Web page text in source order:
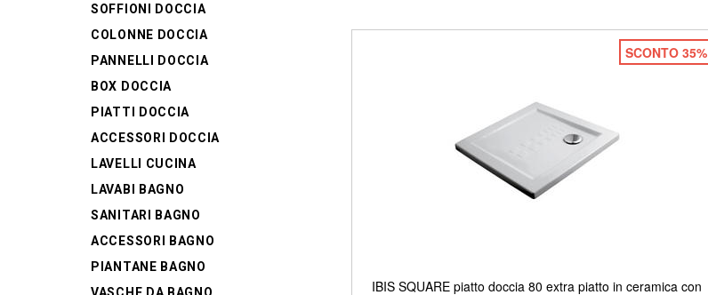
SOFFIONI DOCCIA
COLONNE DOCCIA
PANNELLI DOCCIA
BOX DOCCIA
PIATTI DOCCIA
ACCESSORI DOCCIA
LAVELLI CUCINA
LAVABI BAGNO
SANITARI BAGNO
ACCESSORI BAGNO
PIANTANE BAGNO
VASCHE DA BAGNO
SCONTO 35%
IBIS SQUARE piatto doccia 80 extra piatto in ceramica con